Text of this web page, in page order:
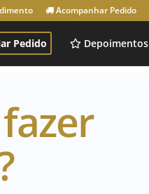
Acompanhar Pedido
Pedido Depoimentos